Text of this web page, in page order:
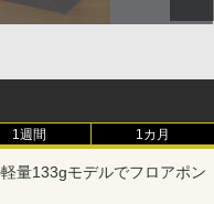
1週間 1カ月
量133gモデルでフロアポン